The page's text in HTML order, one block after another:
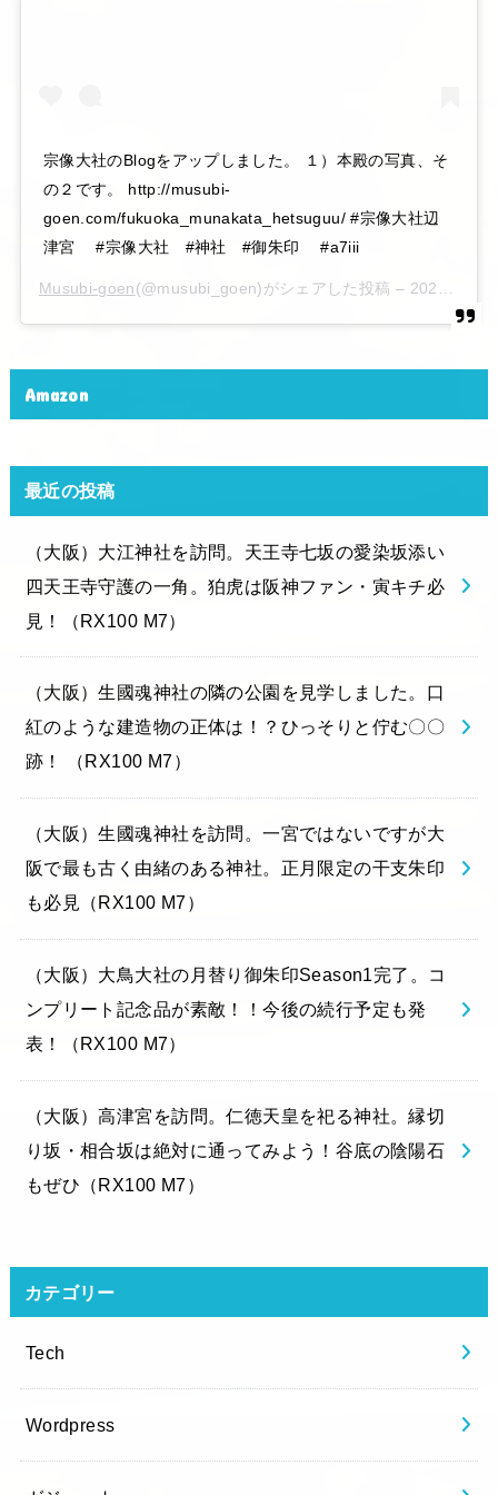
宗像大社のBlogをアップしました。 １）本殿の写真、そ
の２です。 http://musubi-
goen.com/fukuoka_munakata_hetsuguu/ #宗像大社辺
津宮 #宗像大社 #神社 #御朱印 #a7iii
Musubi-goen(@musubi_goen)がシェアした投稿 – 2020年 6月月6日午後10時15分PDT
Amazon
最近の投稿
（大阪）大江神社を訪問。天王寺七坂の愛染坂添い
四天王寺守護の一角。狛虎は阪神ファン・寅キチ必
見！（RX100 M7）
（大阪）生國魂神社の隣の公園を見学しました。口
紅のような建造物の正体は！？ひっそりと佇む〇〇
跡！ （RX100 M7）
（大阪）生國魂神社を訪問。一宮ではないですが大
阪で最も古く由緒のある神社。正月限定の干支朱印
も必見（RX100 M7）
（大阪）大鳥大社の月替り御朱印Season1完了。コ
ンプリート記念品が素敵！！今後の続行予定も発
表！（RX100 M7）
（大阪）高津宮を訪問。仁徳天皇を祀る神社。縁切
り坂・相合坂は絶対に通ってみよう！谷底の陰陽石
もぜひ（RX100 M7）
カテゴリー
Tech
Wordpress